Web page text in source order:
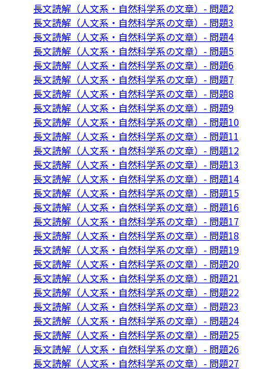
長文読解（人文系・自然科学系の文章）- 問題2
長文読解（人文系・自然科学系の文章）- 問題3
長文読解（人文系・自然科学系の文章）- 問題4
長文読解（人文系・自然科学系の文章）- 問題5
長文読解（人文系・自然科学系の文章）- 問題6
長文読解（人文系・自然科学系の文章）- 問題7
長文読解（人文系・自然科学系の文章）- 問題8
長文読解（人文系・自然科学系の文章）- 問題9
長文読解（人文系・自然科学系の文章）- 問題10
長文読解（人文系・自然科学系の文章）- 問題11
長文読解（人文系・自然科学系の文章）- 問題12
長文読解（人文系・自然科学系の文章）- 問題13
長文読解（人文系・自然科学系の文章）- 問題14
長文読解（人文系・自然科学系の文章）- 問題15
長文読解（人文系・自然科学系の文章）- 問題16
長文読解（人文系・自然科学系の文章）- 問題17
長文読解（人文系・自然科学系の文章）- 問題18
長文読解（人文系・自然科学系の文章）- 問題19
長文読解（人文系・自然科学系の文章）- 問題20
長文読解（人文系・自然科学系の文章）- 問題21
長文読解（人文系・自然科学系の文章）- 問題22
長文読解（人文系・自然科学系の文章）- 問題23
長文読解（人文系・自然科学系の文章）- 問題24
長文読解（人文系・自然科学系の文章）- 問題25
長文読解（人文系・自然科学系の文章）- 問題26
長文読解（人文系・自然科学系の文章）- 問題27